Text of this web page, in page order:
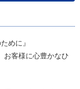
めに』
お客様に心豊かなひ